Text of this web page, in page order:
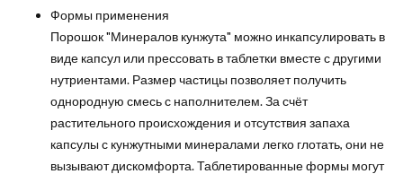
Формы применения
Порошок "Минералов кунжута" можно инкапсулировать в
виде капсул или прессовать в таблетки вместе с другими
нутриентами. Размер частицы позволяет получить
однородную смесь с наполнителем. За счёт
растительного происхождения и отсутствия запаха
капсулы с кунжутными минералами легко глотать, они не
вызывают дискомфорта. Таблетированные формы могут